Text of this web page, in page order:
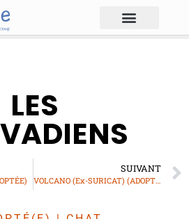
LES
SUIVANT
VOLCANO (Ex-SURICAT) (ADOPTÉ)